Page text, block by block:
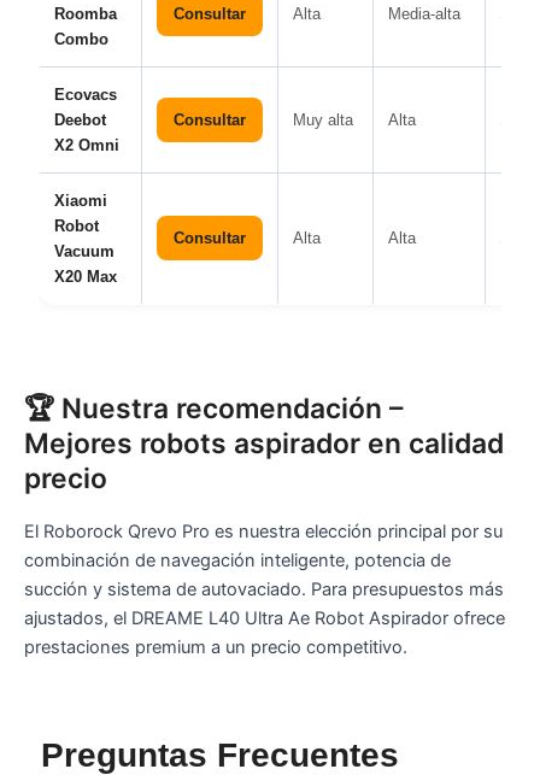
Roomba
Combo
Consultar Alta Media-alta Sí
Ecovacs
Deebot
X2 Omni
Consultar Muy alta Alta Sí
Xiaomi
Robot
Vacuum
X20 Max
Consultar Alta Alta Sí
🏆 Nuestra recomendación –
Mejores robots aspirador en calidad
precio
El Roborock Qrevo Pro es nuestra elección principal por su
combinación de navegación inteligente, potencia de
succión y sistema de autovaciado. Para presupuestos más
ajustados, el DREAME L40 Ultra Ae Robot Aspirador ofrece
prestaciones premium a un precio competitivo.
Preguntas Frecuentes